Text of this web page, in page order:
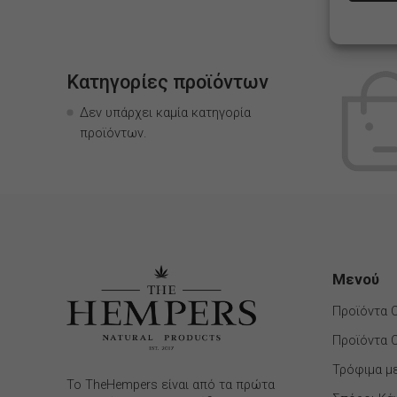
Κατηγορίες προϊόντων
Δεν υπάρχει καμία κατηγορία
προϊόντων.
Το TheHempers είναι από τα πρώτα
Μενού
Προϊόντα
Προϊόντα
Τρόφιμα